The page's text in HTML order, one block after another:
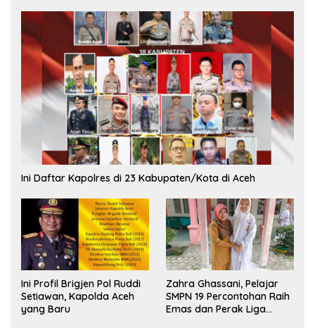
Ini Daftar Kapolres di 23 Kabupaten/Kota di Aceh
Ini Profil Brigjen Pol Ruddi
Setiawan, Kapolda Aceh
yang Baru
Zahra Ghassani, Pelajar
SMPN 19 Percontohan Raih
Emas dan Perak Liga